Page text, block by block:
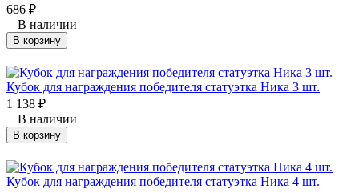
686 ₽
В наличии
В корзину
Кубок для награждения победителя статуэтка Ника 3 шт.
1 138 ₽
В наличии
В корзину
Кубок для награждения победителя статуэтка Ника 4 шт.